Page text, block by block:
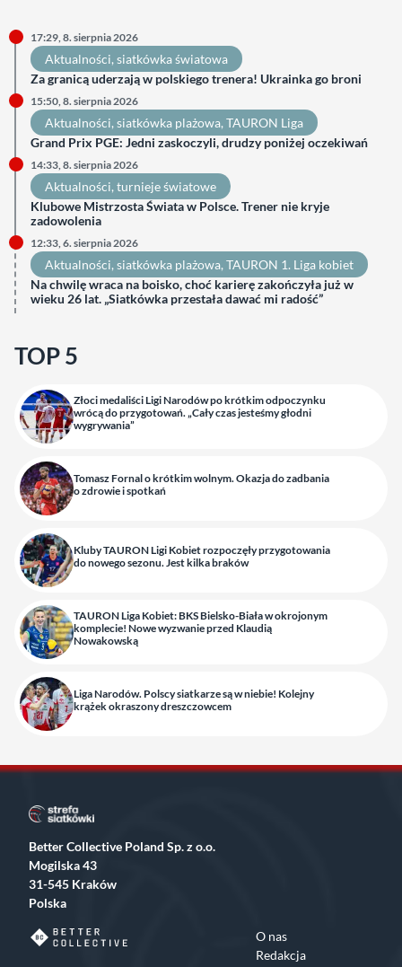
17:29, 8. sierpnia 2026
Aktualności, siatkówka światowa
Za granicą uderzają w polskiego trenera! Ukrainka go broni
15:50, 8. sierpnia 2026
Aktualności, siatkówka plażowa, TAURON Liga
Grand Prix PGE: Jedni zaskoczyli, drudzy poniżej oczekiwań
14:33, 8. sierpnia 2026
Aktualności, turnieje światowe
Klubowe Mistrzosta Świata w Polsce. Trener nie kryje
zadowolenia
12:33, 6. sierpnia 2026
Aktualności, siatkówka plażowa, TAURON 1. Liga kobiet
Na chwilę wraca na boisko, choć karierę zakończyła już w
wieku 26 lat. „Siatkówka przestała dawać mi radość”
TOP 5
Złoci medaliści Ligi Narodów po krótkim odpoczynku
wrócą do przygotowań. „Cały czas jesteśmy głodni
wygrywania”
Tomasz Fornal o krótkim wolnym. Okazja do zadbania
o zdrowie i spotkań
Kluby TAURON Ligi Kobiet rozpoczęły przygotowania
do nowego sezonu. Jest kilka braków
TAURON Liga Kobiet: BKS Bielsko-Biała w okrojonym
komplecie! Nowe wyzwanie przed Klaudią
Nowakowską
Liga Narodów. Polscy siatkarze są w niebie! Kolejny
krążek okraszony dreszczowcem
Better Collective Poland Sp. z o.o.
Mogilska 43
31-545 Kraków
Polska
O nas
Redakcja